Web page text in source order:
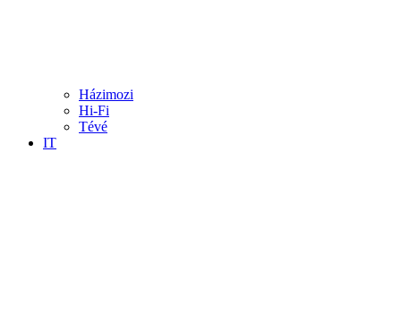
Házimozi
Hi-Fi
Tévé
IT